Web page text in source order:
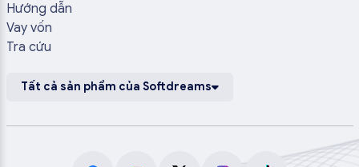
Hướng dẫn
Vay vốn
Tra cứu
Tất cả sản phẩm của Softdreams